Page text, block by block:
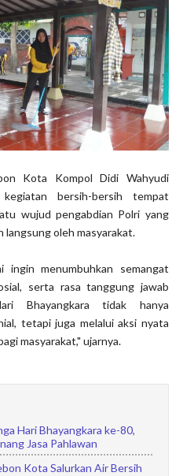
Kota Kompol Didi Wahyudi
kegiatan bersih-bersih tempat
wujud pengabdian Polri yang
langsung oleh masyarakat.
ingin menumbuhkan semangat
serta rasa tanggung jawab
Bhayangkara tidak hanya
tetapi juga melalui aksi nyata
masyarakat," ujarnya.
Hari Bhayangkara ke-80,
Jasa Pahlawan
Kota Salurkan Air Bersih